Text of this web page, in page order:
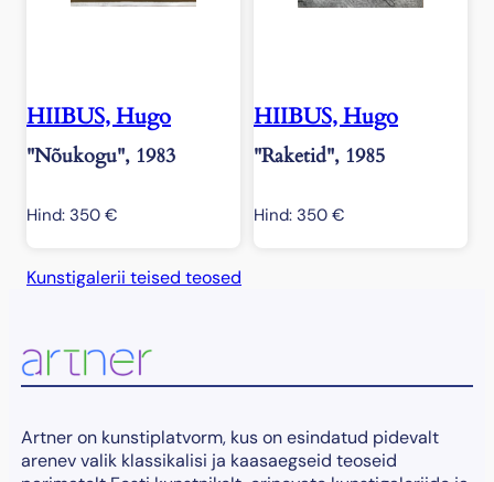
HIIBUS, Hugo
"Nõukogu", 1983
Hind: 350 €
HIIBUS, Hugo
"Raketid", 1985
Hind: 350 €
Kunstigalerii teised teosed
Artner on kunstiplatvorm, kus on esindatud pidevalt
arenev valik klassikalisi ja kaasaegseid teoseid